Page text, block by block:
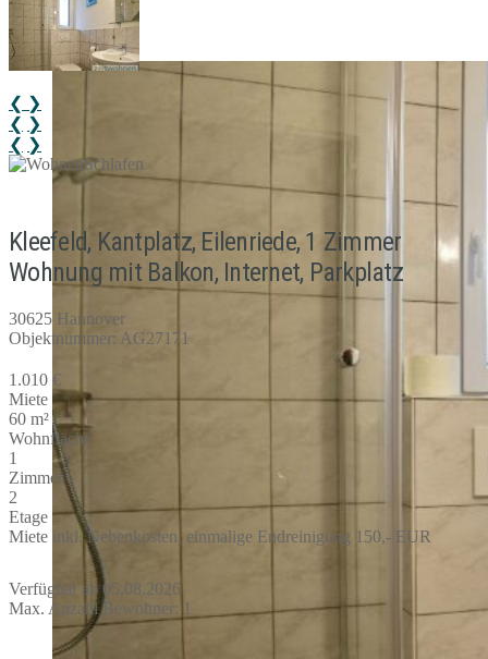
Schlafen
Bad
❮ ❯
❮ ❯
❮ ❯
Kleefeld, Kantplatz, Eilenriede, 1 Zimmer
Wohnung mit Balkon, Internet, Parkplatz
30625 Hannover
Objektnummer: AG27171
1.010 €
Miete
60 m²
Wohnfläche
1
Zimmer
2
Etage
Miete inkl. Nebenkosten, einmalige Endreinigung 150,- EUR
Verfügbar ab 05.08.2026
Max. Anzahl Bewohner: 1